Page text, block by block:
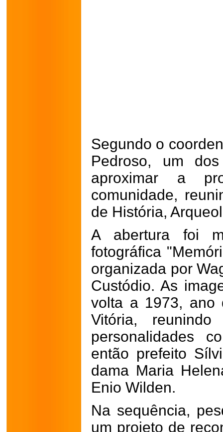
Segundo o
Pedroso, um
aproximar a
comunidade,
de História,
A abertura foi
fotográfica
organizada por
Custódio. As
volta a 1973, ano
Vitória,
personalidades
então prefeito
dama Maria
Enio Wilden.
Na sequência,
um projeto de